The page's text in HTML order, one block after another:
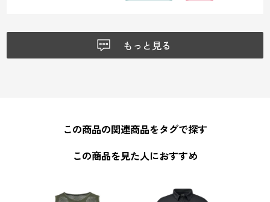
もっと見る
この商品の関連商品をタグで探す
この商品を見た人におすすめ